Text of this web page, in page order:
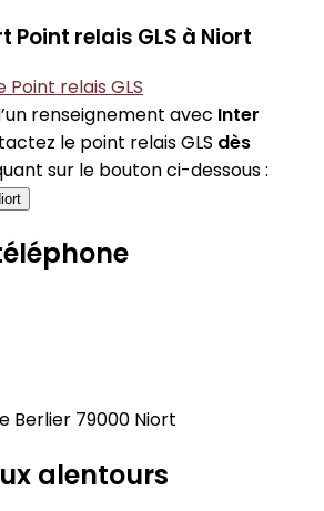
Point relais GLS à Niort
relais GLS
renseignement avec Inter
le point relais GLS dès
sur le bouton ci-dessous :
Berlier 79000 Niort
alentours